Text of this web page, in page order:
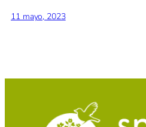
11 mayo, 2023